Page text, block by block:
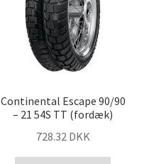
Continental Escape 90/90
– 21 54S TT (fordæk)
728.32 DKK